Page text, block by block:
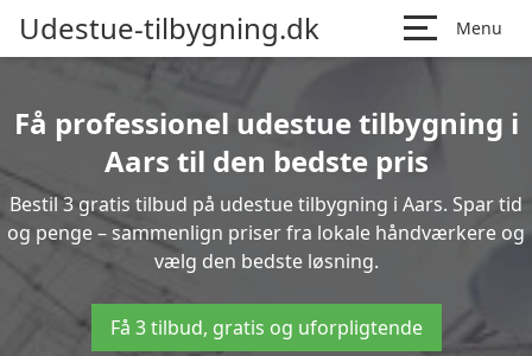
Udestue-tilbygning.dk Menu
Få professionel udestue tilbygning i
Aars til den bedste pris
Bestil 3 gratis tilbud på udestue tilbygning i Aars. Spar tid
og penge – sammenlign priser fra lokale håndværkere og
vælg den bedste løsning.
Få 3 tilbud, gratis og uforpligtende